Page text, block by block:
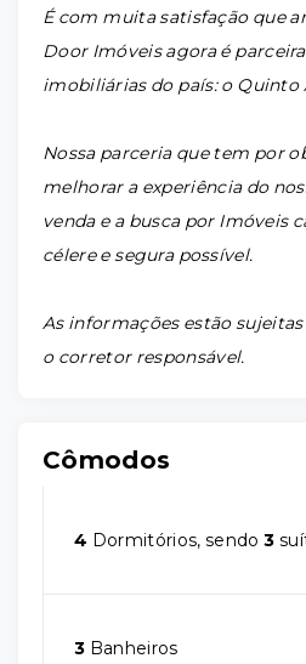
É com muita satisfação que
Door Imóveis agora é
imobiliárias do país: o Quinto
Nossa parceria que tem por
melhorar a experiência do
venda e a busca por Imóveis
célere e segura possível.
As informações estão
o corretor responsável.
Cômodos
4 Dormitórios, sendo3
3 Banheiros